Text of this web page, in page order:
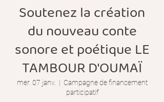
Soutenez la création
du nouveau conte
sonore et poétique LE
TAMBOUR D'OUMAÏ
mer. 07 janv.
  |
Campagne de financement
participatif